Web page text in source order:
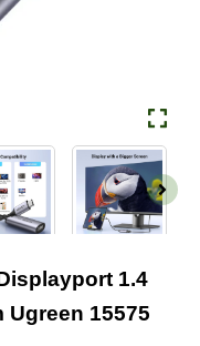
1.4
Ugreen 15575